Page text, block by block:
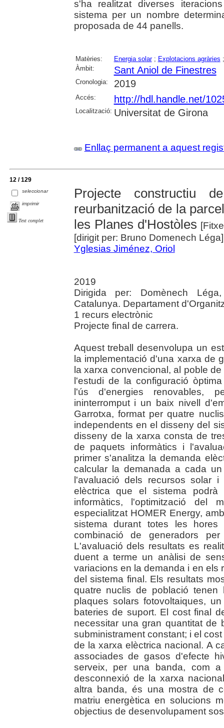
s'ha realitzat diverses
sistema per un nombre
proposada de 44 panells.
Matèries: Energia solar; Explotacions agràries
Àmbit:
Sant Aniol de Finestres
Cronologia: 2019
Accés: http://hdl.handle.net/
Localització: Universitat de Girona
Enllaç permanent a aquest
12 / 129
seleccionar
imprimir
Text complet
Projecte constructiu
reurbanització de la
les Planes d'Hostòles
[dirigit per: Bruno Domenech Léga]
Yglesias Jiménez, Oriol
2019
Dirigida per: Domènech
Catalunya. Departament
1 recurs electrònic
Projecte final de carrera.
Aquest treball desenvolupa un
la implementació d'una xarxa de
la xarxa convencional, al poble
l'estudi de la configuració
l'ús d'energies renovables,
ininterromput i un baix nivell
Garrotxa, format per quatre
independents en el disseny del
disseny de la xarxa consta de
de paquets informàtics i
primer s'analitza la demanda
calcular la demanada a cada
l'avaluació dels recursos solar
elèctrica que el sistema podrà
informàtics, l'optimització del
especialitzat HOMER Energy,
sistema durant totes les
combinació de generadors
L'avaluació dels resultats es
duent a terme un anàlisi de
variacions en la demanda i en els
del sistema final. Els resultats
quatre nuclis de població tenen
plaques solars fotovoltaiques,
bateries de suport. El cost final
necessitar una gran quantitat de
subministrament constant; i el
de la xarxa elèctrica nacional. A
associades de gasos d'efecte
serveix, per una banda, com
desconnexió de la xarxa
altra banda, és una mostra de
matriu energètica en solucions
objectius de desenvolupament